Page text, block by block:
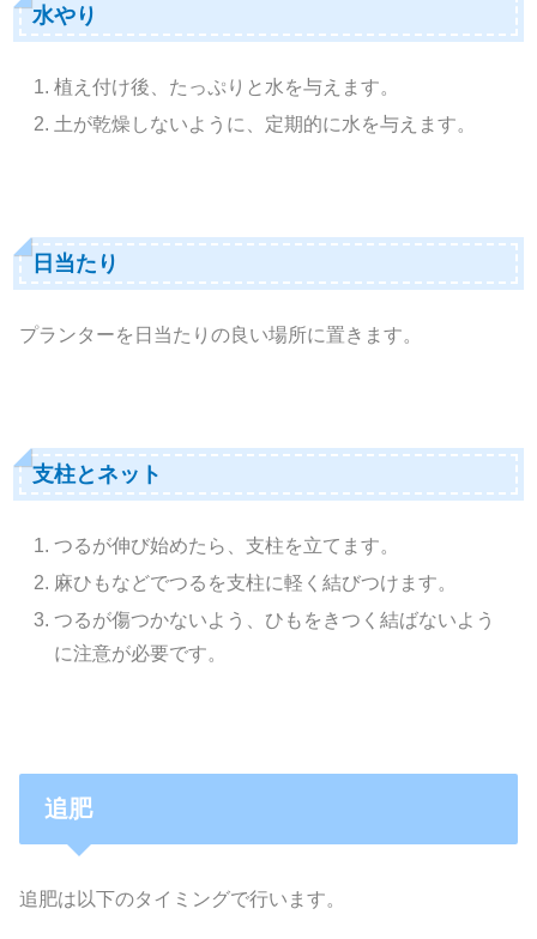
水やり
植え付け後、たっぷりと水を与えます。
土が乾燥しないように、定期的に水を与えます。
日当たり
プランターを日当たりの良い場所に置きます。
支柱とネット
つるが伸び始めたら、支柱を立てます。
麻ひもなどでつるを支柱に軽く結びつけます。
つるが傷つかないよう、ひもをきつく結ばないよう
に注意が必要です。
追肥
追肥は以下のタイミングで行います。